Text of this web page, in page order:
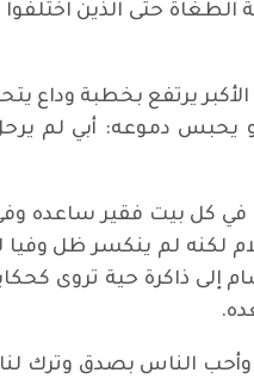
حتى الذين اختلفوا
يرتفع بخطبة وداع
دموعه: أبي لم
كل بيت فقير ساعده
لكنه لم ينكسر ظل
إلى ذاكرة حية تروى
الناس بصدق وترك